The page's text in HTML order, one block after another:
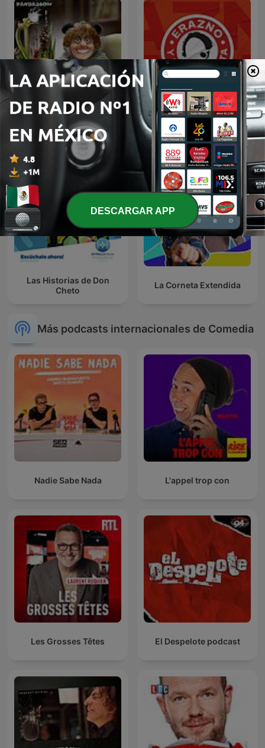
Panda Show (NO OFICIAL)
Erazno y La Chokolata El
Podcast
Las Historias de Don
Cheto
La Corneta Extendida
Más podcasts internacionales de Comedia
Nadie Sabe Nada L'appel trop con
Les Grosses Têtes El Despelote podcast
DESCARGAR APP